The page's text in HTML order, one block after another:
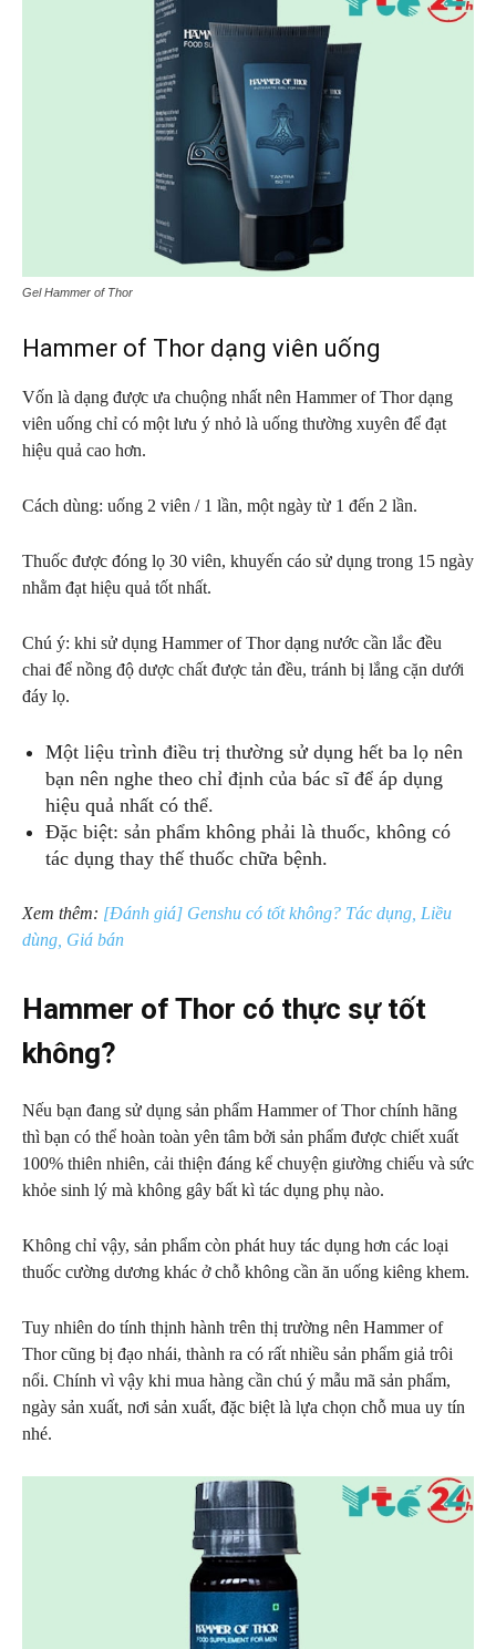
Gel Hammer of Thor
Hammer of Thor dạng viên uống
Vốn là dạng được ưa chuộng nhất nên Hammer of Thor dạng
viên uống chỉ có một lưu ý nhỏ là uống thường xuyên để đạt
hiệu quả cao hơn.
Cách dùng: uống 2 viên / 1 lần, một ngày từ 1 đến 2 lần.
Thuốc được đóng lọ 30 viên, khuyến cáo sử dụng trong 15 ngày
nhằm đạt hiệu quả tốt nhất.
Chú ý: khi sử dụng Hammer of Thor dạng nước cần lắc đều
chai để nồng độ dược chất được tản đều, tránh bị lắng cặn dưới
đáy lọ.
Một liệu trình điều trị thường sử dụng hết ba lọ nên
bạn nên nghe theo chỉ định của bác sĩ để áp dụng
hiệu quả nhất có thể.
Đặc biệt: sản phẩm không phải là thuốc, không có
tác dụng thay thế thuốc chữa bệnh.
Xem thêm: [Đánh giá] Genshu có tốt không? Tác dụng, Liều
dùng, Giá bán
Hammer of Thor có thực sự tốt
không?
Nếu bạn đang sử dụng sản phẩm Hammer of Thor chính hãng
thì bạn có thể hoàn toàn yên tâm bởi sản phẩm được chiết xuất
100% thiên nhiên, cải thiện đáng kể chuyện giường chiếu và sức
khỏe sinh lý mà không gây bất kì tác dụng phụ nào.
Không chỉ vậy, sản phẩm còn phát huy tác dụng hơn các loại
thuốc cường dương khác ở chỗ không cần ăn uống kiêng khem.
Tuy nhiên do tính thịnh hành trên thị trường nên Hammer of
Thor cũng bị đạo nhái, thành ra có rất nhiều sản phẩm giả trôi
nổi. Chính vì vậy khi mua hàng cần chú ý mẫu mã sản phẩm,
ngày sản xuất, nơi sản xuất, đặc biệt là lựa chọn chỗ mua uy tín
nhé.